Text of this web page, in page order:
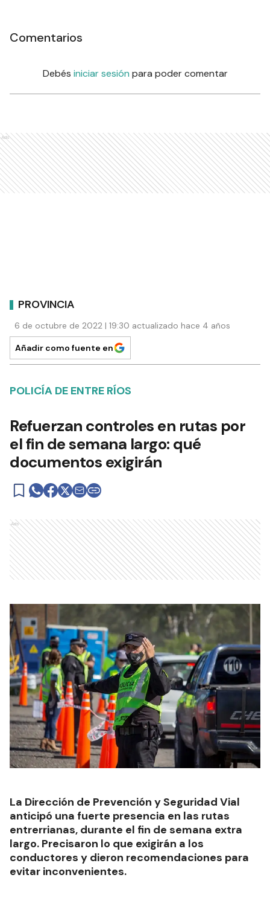
Comentarios
Debés iniciar sesión para poder comentar
Ads
PROVINCIA
6 de octubre de 2022 | 19:30 actualizado hace 4 años
Añadir como fuente en
POLICÍA DE ENTRE RÍOS
Refuerzan controles en rutas por
el fin de semana largo: qué
documentos exigirán
Ads
La Dirección de Prevención y Seguridad Vial
anticipó una fuerte presencia en las rutas
entrerrianas, durante el fin de semana extra
largo. Precisaron lo que exigirán a los
conductores y dieron recomendaciones para
evitar inconvenientes.